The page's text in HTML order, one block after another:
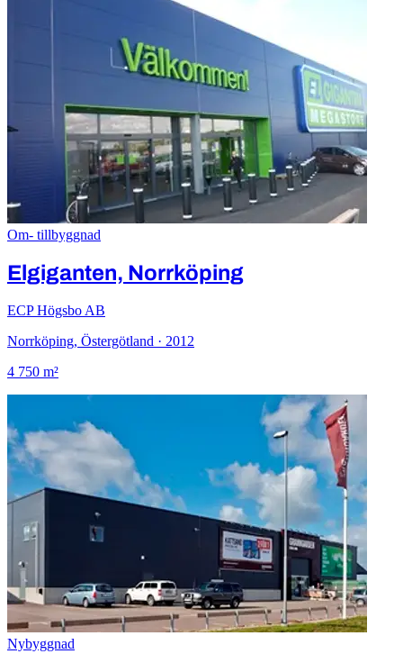
Om- tillbyggnad
Elgiganten, Norrköping
ECP Högsbo AB
Norrköping, Östergötland · 2012
4 750 m²
Nybyggnad